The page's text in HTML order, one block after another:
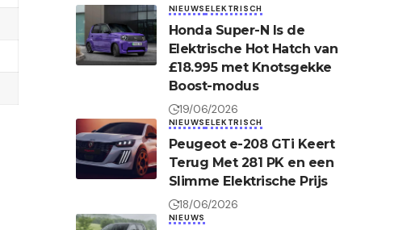
NIEUWSELEKTRISCH
Honda Super-N Is de
Elektrische Hot Hatch van
£18.995 met Knotsgekke
Boost-modus
19/06/2026
NIEUWSELEKTRISCH
Peugeot e-208 GTi Keert
Terug Met 281 PK en een
Slimme Elektrische Prijs
18/06/2026
NIEUWS